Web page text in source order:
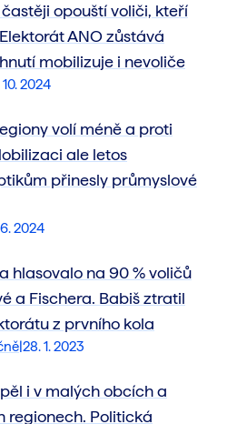
2024
častěji opouští voliči, kteří
ANO zůstává
mobilizuje i nevoliče
2024
volí méně a proti
ale letos
přinesly průmyslové
|28. 1. 2023
hlasovalo na 90 % voličů
a Fischera. Babiš ztratil
z prvního kola
i v malých obcích a
regionech. Politická